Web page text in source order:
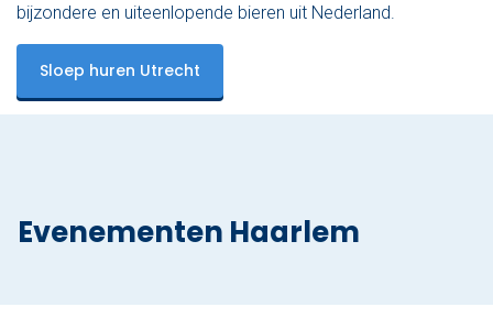
bijzondere en uiteenlopende bieren uit Nederland.
Sloep huren Utrecht
Evenementen Haarlem